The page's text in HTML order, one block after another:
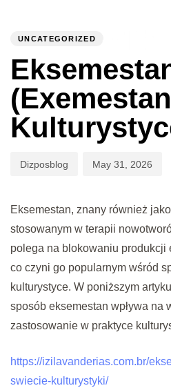
UNCATEGORIZED
Dizposblog May 31, 2026
Eksemestan, znany również
stosowanym w terapii
polega na blokowaniu produkcji
co czyni go popularnym wśród
kulturystyce. W poniższym
sposób eksemestan wpływa na
zastosowanie w praktyce
https://izilavanderias.com.br/
swiecie-kulturystyki/